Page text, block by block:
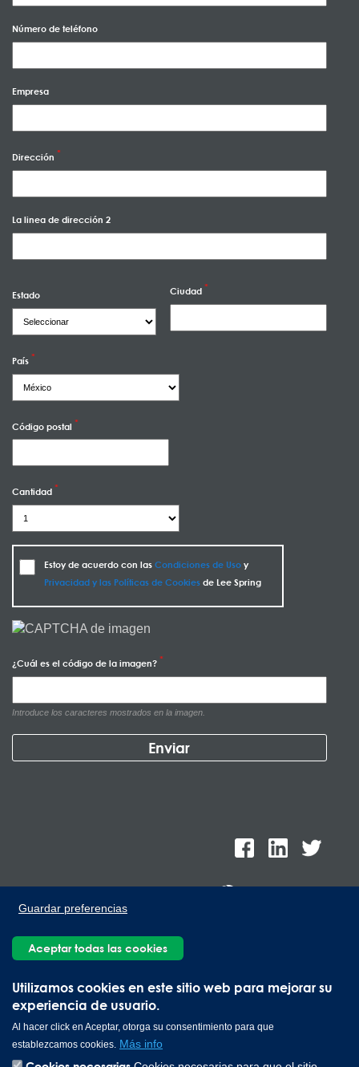
Utilizamos cookies en este sitio web para mejorar su
experiencia de usuario.
Al hacer click en Aceptar, otorga su consentimiento para que
establezcamos cookies. Más info
Guardar preferencias
Aceptar todas las cookies
Número de teléfono
Empresa
Dirección
La linea de dirección 2
Estado Ciudad
País
Código postal
Cantidad
Estoy de acuerdo con las Condiciones de Usoy
Privacidad y las Políticas de Cookiesde Lee Spring
¿Cuál es el código de la imagen?
Introduce los caracteres mostrados en la imagen.
Lee Spring de México, Ave. Apolo 519 Edificio 22, Parque
Industrial Kalos del Poniente, Carretera Monterrey-Saltillo Km.9,
Copyright © 2026 Lee Spring Company